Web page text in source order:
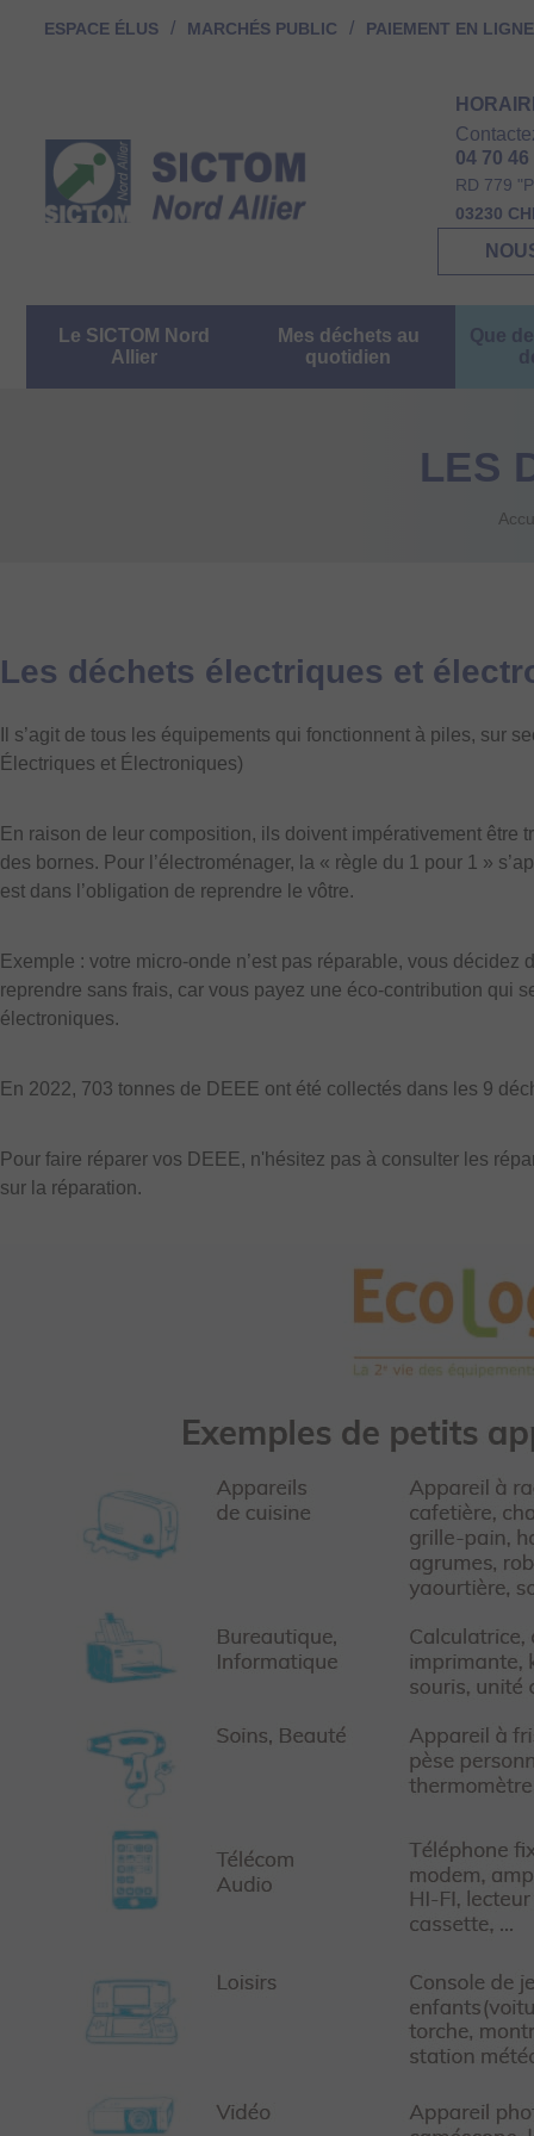
ESPACE ÉLUS MARCHÉS PUBLIC PAIEMENT EN LIGNE
04 70 46
RD 779
03230
Le SICTOM Nord
Allier
Mes déchets au
quotidien
Que
LES
Les déchets électriques et
Il s’agit de tous les équipements qui fonctionnent à piles, sur
Électriques et Électroniques)
En raison de leur composition, ils doivent impérativement être
des bornes. Pour l’électroménager, la « règle du 1 pour 1 »
est dans l’obligation de reprendre le vôtre.
Exemple : votre micro-onde n’est pas réparable, vous
reprendre sans frais, car vous payez une éco-contribution qui
électroniques.
En 2022, 703 tonnes de DEEE ont été collectés dans les 9
Pour faire réparer vos DEEE, n'hésitez pas à consulter les
sur la réparation.